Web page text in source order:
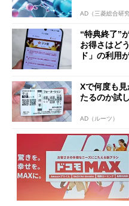
AD（三菱総合研究
“特典終了”
お得さはど
ド」の利用
Xで何度も
たるのか試
AD（ルーツ）